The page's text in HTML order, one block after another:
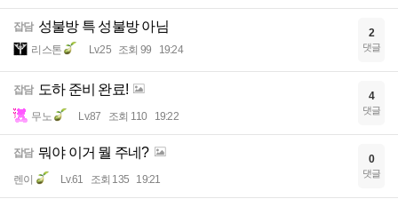
잡담 성불방 특 성불방 아님
리스톤 Lv.25 조회 99 19:24
2
댓글
잡담 도하 준비 완료!
무노 Lv.87 조회 110 19:22
4
댓글
잡담 뭐야 이거 뭘 주네?
렌이 Lv.61 조회 135 19:21
0
댓글